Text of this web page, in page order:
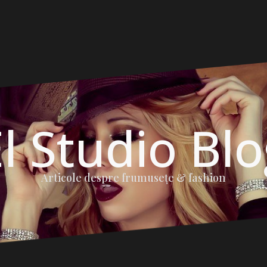
Studio
Articole despre frumuseţe & fashion